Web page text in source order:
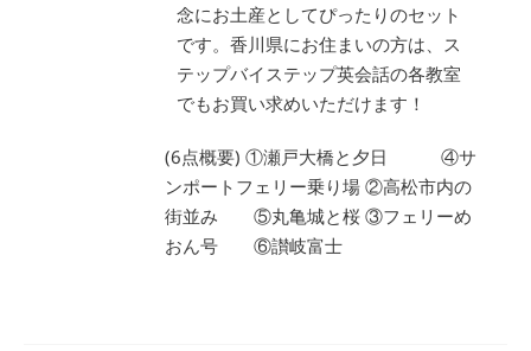
念にお土産としてぴったりのセット
です。香川県にお住まいの方は、ス
テップバイステップ英会話の各教室
でもお買い求めいただけます！
(6点概要) ①瀬戸大橋と夕日 ④サ
ンポートフェリー乗り場 ②高松市内の
街並み ⑤丸亀城と桜 ③フェリーめ
おん号 ⑥讃岐富士